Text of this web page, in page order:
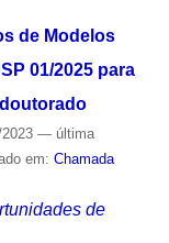
de Modelos
01/2025 para
— última
em: Chamada
de